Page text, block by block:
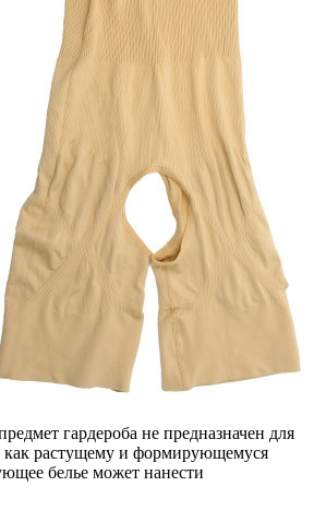
гардероба не предназначен для
как растущему и формирующемуся
белье может нанести